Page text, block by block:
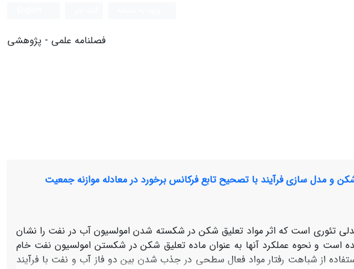
فصلنامه علمی - پژوهشی
و مدل سازی فرآیند با تصحیح تابع فرکانس برخورد در معادله موازنه جمعیت
تئوری است که اثر مواد تعلیق شکن در شکسته شدن امولسیون آب در نفت را نشان
است و نحوه عملکرد آنها به عنوان ماده تعلیق شکن در شکستن امولسیون نفت خام
از شباهت رفتار مواد فعال سطحی در جذب شدن بین دو فاز آب و نفت با فرآیند